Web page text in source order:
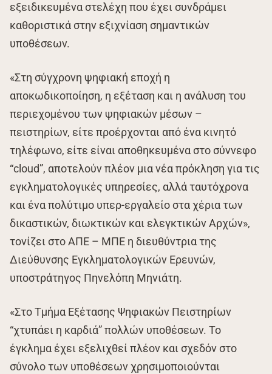
εξειδικευμένα στελέχη που έχει συνδράμει
καθοριστικά στην εξιχνίαση σημαντικών
υποθέσεων.
«Στη σύγχρονη ψηφιακή εποχή η
αποκωδικοποίηση, η εξέταση και η ανάλυση του
περιεχομένου των ψηφιακών μέσων –
πειστηρίων, είτε προέρχονται από ένα κινητό
τηλέφωνο, είτε είναι αποθηκευμένα στο σύννεφο
“cloud”, αποτελούν πλέον μια νέα πρόκληση για τις
εγκληματολογικές υπηρεσίες, αλλά ταυτόχρονα
και ένα πολύτιμο υπερ-εργαλείο στα χέρια των
δικαστικών, διωκτικών και ελεγκτικών Αρχών»,
τονίζει στο ΑΠΕ – ΜΠΕ η διευθύντρια της
Διεύθυνσης Εγκληματολογικών Ερευνών,
υποστράτηγος Πηνελόπη Μηνιάτη.
«Στο Τμήμα Εξέτασης Ψηφιακών Πειστηρίων
“χτυπάει η καρδιά” πολλών υποθέσεων. Το
έγκλημα έχει εξελιχθεί πλέον και σχεδόν στο
σύνολο των υποθέσεων χρησιμοποιούνται